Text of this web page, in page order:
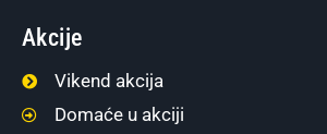
Akcije
Vikend akcija
Domaće u akciji